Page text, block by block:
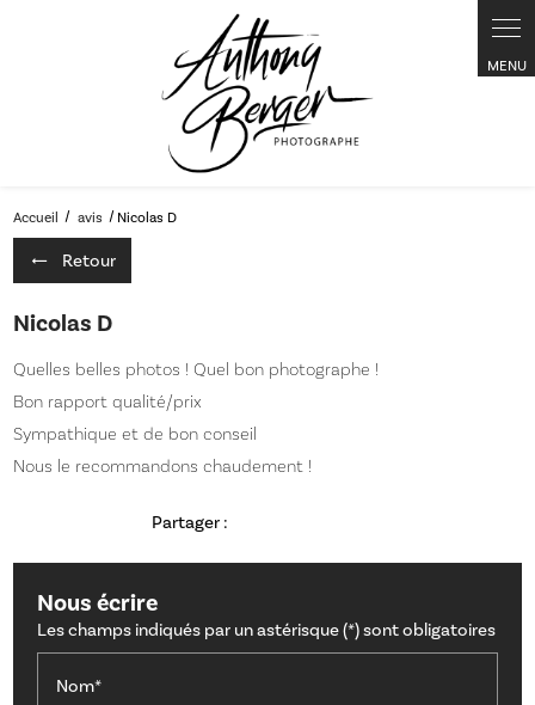
Accueil avis Nicolas D
Retour
Nicolas D
Quelles belles photos ! Quel bon photographe !
Bon rapport qualité/prix
Sympathique et de bon conseil
Nous le recommandons chaudement !
Partager :
Nous écrire
Les champs indiqués par un astérisque (*) sont obligatoires
Nom*
Panneau de gestion des cookies